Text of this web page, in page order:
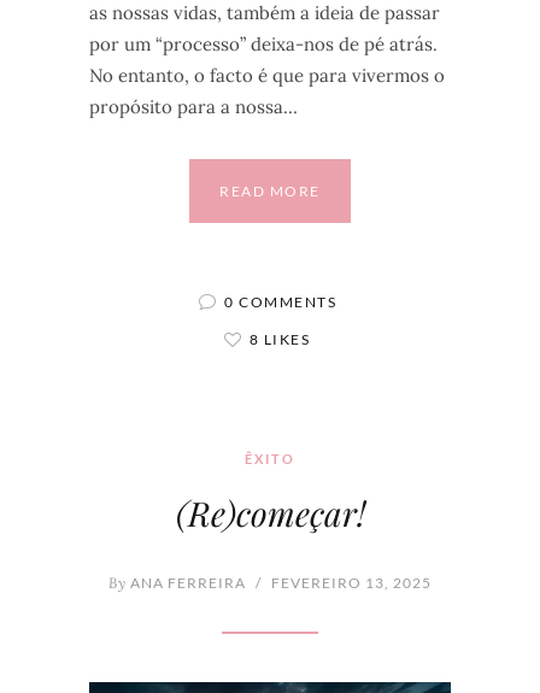
as nossas vidas, também a ideia de passar
por um “processo” deixa-nos de pé atrás.
No entanto, o facto é que para vivermos o
propósito para a nossa…
READ MORE
0 COMMENTS
8 LIKES
ÊXITO
(Re)começar!
By ANA FERREIRA / FEVEREIRO 13, 2025